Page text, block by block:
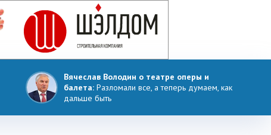
Вячеслав Володин о театре оперы и
балета: Разломали все, а теперь думаем, как
дальше быть